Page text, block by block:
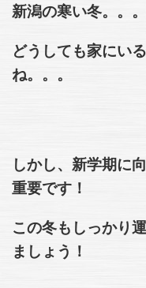
新潟の寒い冬。。。
どうしても家にい
ね。。。
しかし、新学期に
重要です！
この冬もしっかり
ましょう！